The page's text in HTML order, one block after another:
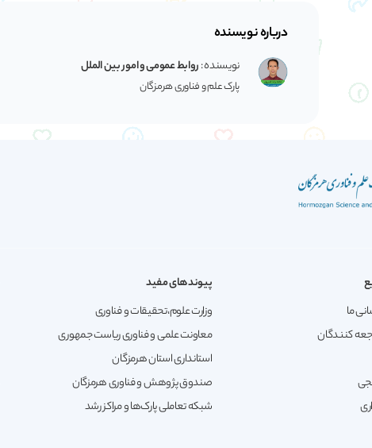
درباره نویسنده
نویسنده :روابط عمومی و امور بین الملل
پارک علم و فناوری هرمزگان
ما
کنندگان
پیوندهای مفید
وزارت علوم،تحقیقات و فناوری
معاونت علمی و فناوری ریاست جمهوری
استانداری استان هرمزگان
صندوق پژوهش و فناوری هرمزگان
شبکه تعاملی پارک‌ها و مراکز رشد